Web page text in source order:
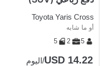
Toyota Yaris Cross
أو ما شابه
5
2
5
USD 14.22/اليوم